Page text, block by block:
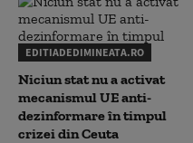
EDITIADEDIMINEATA.RO
Niciun stat nu a activat
mecanismul UE anti-
dezinformare în timpul
crizei din Ceuta